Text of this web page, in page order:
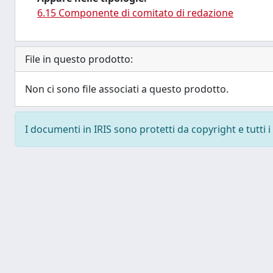
6.15 Componente di comitato di redazione
File in questo prodotto:
Non ci sono file associati a questo prodotto.
I documenti in IRIS sono protetti da copyright e tutti